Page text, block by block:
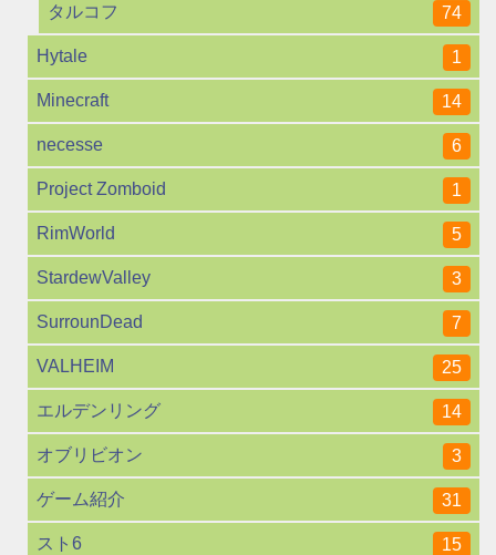
タルコフ 74
Hytale 1
Minecraft 14
necesse 6
Project Zomboid 1
RimWorld 5
StardewValley 3
SurrounDead 7
VALHEIM 25
エルデンリング 14
オブリビオン 3
ゲーム紹介 31
スト6 15